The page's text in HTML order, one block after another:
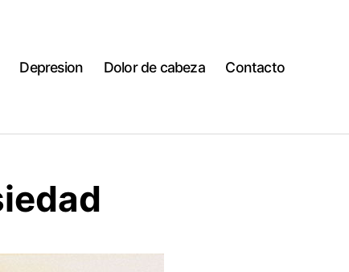
Depresion Dolor de cabeza Contacto